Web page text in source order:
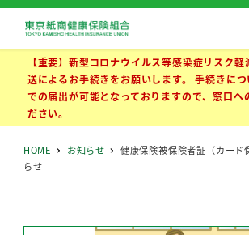
【重要】新型コロナウイルス等感染症リスク
送によるお手続きをお願いします。 手続きに
での届出が可能となっておりますので、窓口へ
ださい。
HOME お知らせ
健康保険被保険者証（カード
らせ